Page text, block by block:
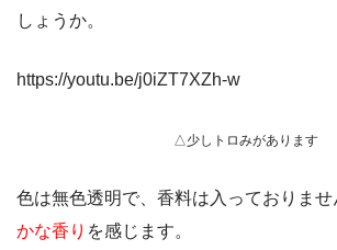
しょうか。
https://youtu.be/j0iZT7XZh-w
△少しトロみがあります
色は無色透明で、香料は入っておりませ
かな香り を感じます。